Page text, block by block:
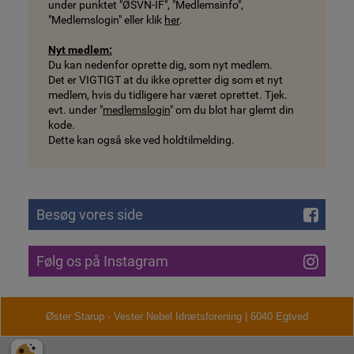
under punktet "ØSVN-IF", "Medlemsinfo",
"Medlemslogin" eller klik her.
Nyt medlem:
Du kan nedenfor oprette dig, som nyt medlem.
Det er VIGTIGT at du ikke opretter dig som et nyt
medlem, hvis du tidligere har været oprettet. Tjek.
evt. under "medlemslogin" om du blot har glemt din
kode.
Dette kan også ske ved holdtilmelding.
Besøg vores side
Følg os på Instagram
Øster Starup - Vester Nebel Idrætsforening | 6040 Egtved